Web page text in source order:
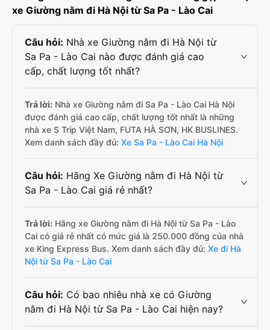
xe Giường nằm đi Hà Nội từ Sa Pa - Lào Cai
Câu hỏi: Nhà xe Giường nằm đi Hà Nội từ
Sa Pa - Lào Cai nào được đánh giá cao
cấp, chất lượng tốt nhất?
Trả lời: Nhà xe Giường nằm đi Sa Pa - Lào Cai Hà Nội
được đánh giá cao cấp, chất lượng tốt nhất là những
nhà xe S Trip Việt Nam, FUTA HÀ SƠN, HK BUSLINES.
Xem danh sách đầy đủ: Xe Sa Pa - Lào Cai Hà Nội
Câu hỏi: Hãng Xe Giường nằm đi Hà Nội từ
Sa Pa - Lào Cai giá rẻ nhất?
Trả lời: Hãng xe Giường nằm đi Hà Nội từ Sa Pa - Lào
Cai có giá rẻ nhất có mức giá là 250.000 đồng của nhà
xe King Express Bus. Xem danh sách đầy đủ: Xe đi Hà
Nội từ Sa Pa - Lào Cai
Câu hỏi: Có bao nhiêu nhà xe có Giường
nằm đi Hà Nội từ Sa Pa - Lào Cai hiện nay?